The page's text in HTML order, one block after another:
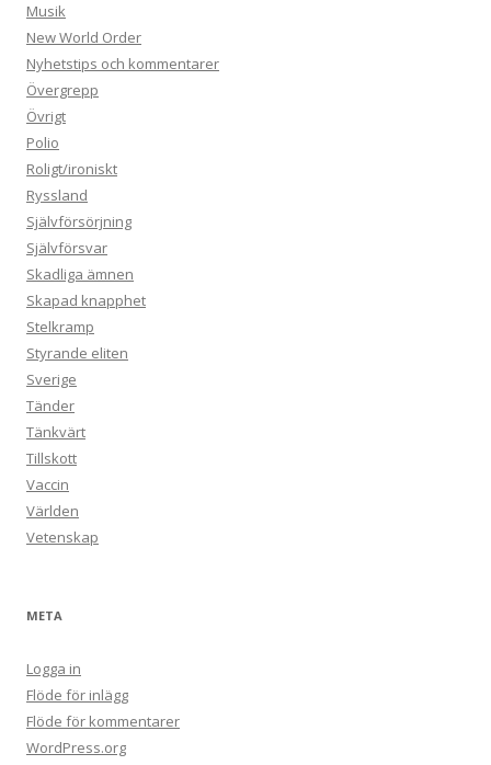
Musik
New World Order
Nyhetstips och kommentarer
Övergrepp
Övrigt
Polio
Roligt/ironiskt
Ryssland
Självförsörjning
Självförsvar
Skadliga ämnen
Skapad knapphet
Stelkramp
Styrande eliten
Sverige
Tänder
Tänkvärt
Tillskott
Vaccin
Världen
Vetenskap
META
Logga in
Flöde för inlägg
Flöde för kommentarer
WordPress.org